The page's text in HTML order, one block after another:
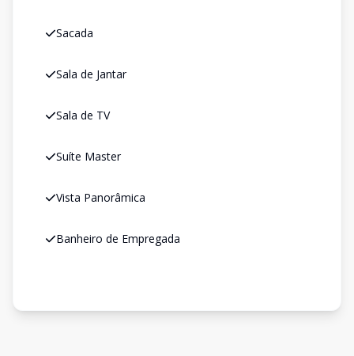
Sacada
Sala de Jantar
Sala de TV
Suíte Master
Vista Panorâmica
Banheiro de Empregada